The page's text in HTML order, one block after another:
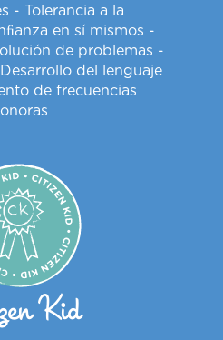
- Tolerancia a la
en sí mismos -
de problemas -
del lenguaje
de frecuencias
Kid